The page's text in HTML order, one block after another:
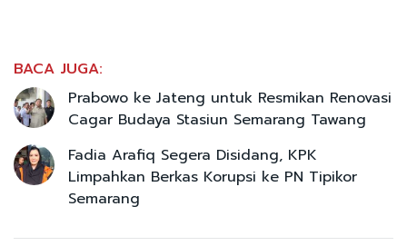
BACA JUGA:
Prabowo ke Jateng untuk Resmikan Renovasi
Cagar Budaya Stasiun Semarang Tawang
Fadia Arafiq Segera Disidang, KPK
Limpahkan Berkas Korupsi ke PN Tipikor
Semarang